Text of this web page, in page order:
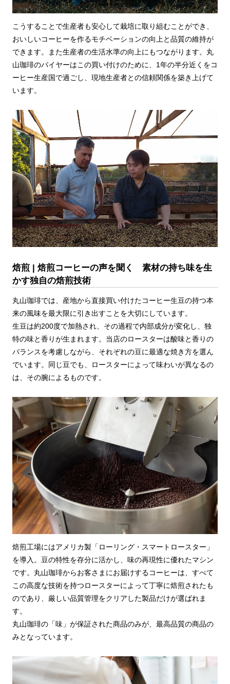
こうすることで生産者も安心して栽培に取り組むことができ、
おいしいコーヒーを作るモチベーションの向上と品質の維持が
できます。また生産者の生活水準の向上にもつながります。丸
山珈琲のバイヤーはこの買い付けのために、1年の半分近くをコ
ーヒー生産国で過ごし、現地生産者との信頼関係を築き上げて
います。
焙煎 | 焙煎コーヒーの声を聞く 素材の持ち味を生
かす独自の焙煎技術
丸山珈琲では、産地から直接買い付けたコーヒー生豆の持つ本
来の風味を最大限に引き出すことを大切にしています。
生豆は約200度で加熱され、その過程で内部成分が変化し、独
特の味と香りが生まれます。当店のロースターは酸味と香りの
バランスを考慮しながら、それぞれの豆に最適な焼き方を選ん
でいます。同じ豆でも、ロースターによって味わいが異なるの
は、その腕によるものです。
焙煎工場にはアメリカ製「ローリング・スマートロースター」
を導入。豆の特性を存分に活かし、味の再現性に優れたマシン
です。丸山珈琲からお客さまにお届けするコーヒーは、すべて
この高度な技術を持つロースターによって丁寧に焙煎されたも
のであり、厳しい品質管理をクリアした製品だけが選ばれま
す。
丸山珈琲の「味」が保証された商品のみが、最高品質の商品の
みとなっています。